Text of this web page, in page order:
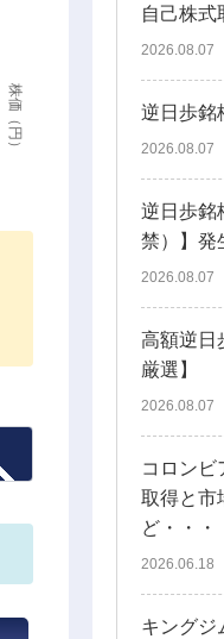
自己株式
2026.08.07
逆日歩銘
2026.08.07
逆日歩銘
禁）】発
2026.08.07
高額逆日
厳選】
2026.08.07
コロンビ
取得と市
ど・・・
2026.06.18
キングジ